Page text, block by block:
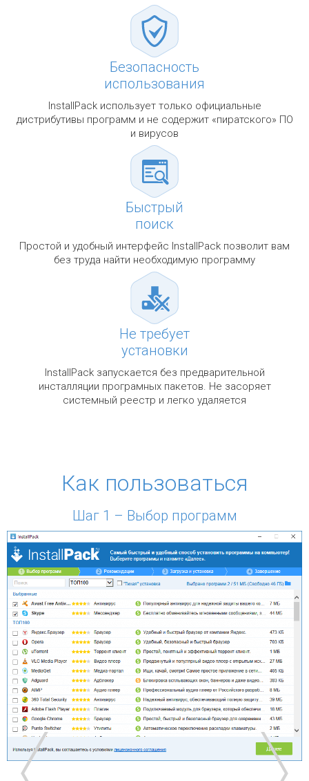
Безопасность
использования
InstallPack использует только официальные
дистрибутивы программ и не содержит «пиратского» ПО
и вирусов
Быстрый
поиск
Простой и удобный интерфейс InstallPack позволит вам
без труда найти необходимую программу
Не требует
установки
InstallPack запускается без предварительной
инсталляции програмных пакетов. Не засоряет
системный реестр и легко удаляется
Как пользоваться
Шаг 1 – Выбор программ